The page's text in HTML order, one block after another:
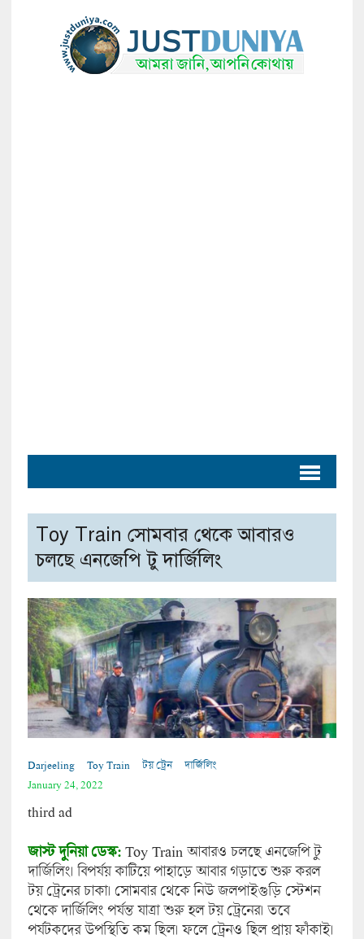
Toy Train সোমবার থেকে আবারও
চলছে এনজেপি টু দার্জিলিং
Darjeeling Toy Train টয় ট্রেন
দার্জিলিং
January 24, 2022
third ad
জাস্ট দুনিয়া ডেস্ক:Toy Train আবারও চলছে এনজেপি টু
দার্জিলিং। বিপর্যয় কাটিয়ে পাহাড়ে আবার গড়াতে শুরু করল
টয় ট্রেনের চাকা। সোমবার থেকে নিউ জলপাইগুড়ি স্টেশন
থেকে দার্জিলিং পর্যন্ত যাত্রা শুরু হল টয় ট্রেনের। তবে
পর্যটকদের উপস্থিতি কম ছিল। ফলে ট্রেনও ছিল প্রায় ফাঁকাই।